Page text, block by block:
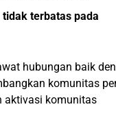
terbatas pada
hubungan baik
komunitas
aktivasi komunitas